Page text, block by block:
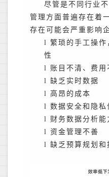
尽管是不同行业
管理方面普遍存在着
存在可能会严重影响
l 繁琐的手工操作
性
l 账目不清、费用
l 缺乏实时数据
l 高昂的成本
l 数据安全和隐私
l 财务数据分析能
l 资金管理不善
l 缺乏预算规划和